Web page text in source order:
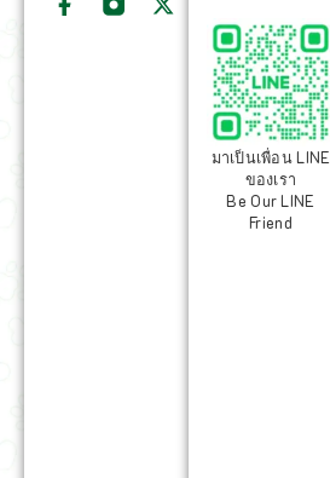
มาเป็นเพื่อน LINE
ของเรา
Be Our LINE
Friend